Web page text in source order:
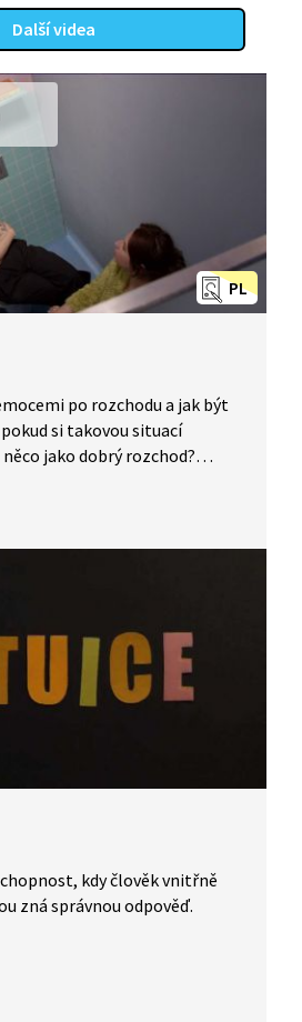
Další videa
PL
po rozchodu a jak být
si takovou situací
jako dobrý rozchod?
kdy člověk vnitřně
zná správnou odpověď.